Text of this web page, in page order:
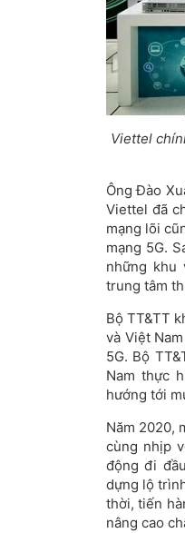
Viettel
Ông Đào
Viettel đã
mạng lõi
mạng 5G.
những khu
trung tâm
Bộ TT&TT
và Việt
5G. Bộ
Nam thực
hướng tới
Năm 2020,
cùng nhịp
động đi
dựng lộ
thời, tiến
nâng cao